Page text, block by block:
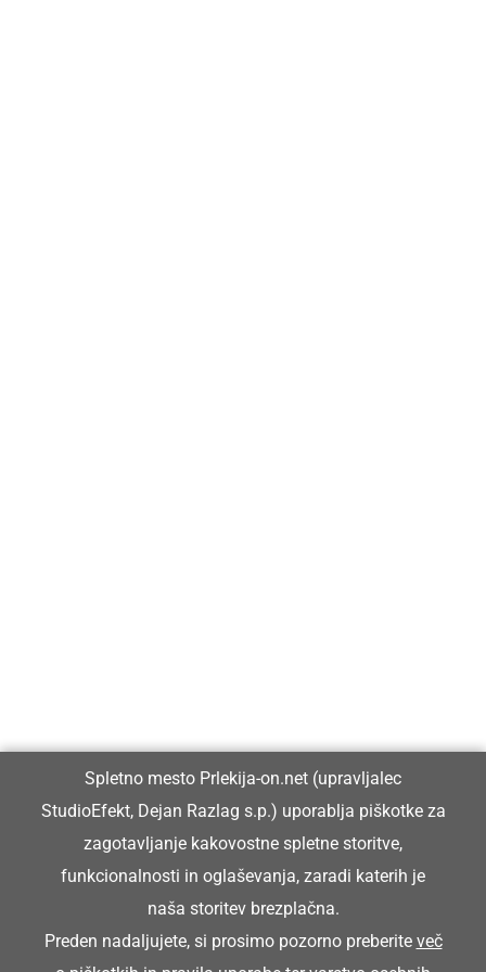
Glavni in odgovorni urednik:
Dejan Razlag
info@prlekija-on.net
Spletno mesto Prlekija-on.net (upravljalec
StudioEfekt, Dejan Razlag s.p.) uporablja piškotke za
zagotavljanje kakovostne spletne storitve,
funkcionalnosti in oglaševanja, zaradi katerih je
naša storitev brezplačna.
Preden nadaljujete, si prosimo pozorno preberite več